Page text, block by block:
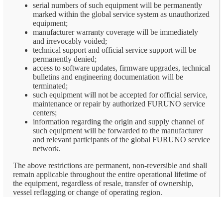
serial numbers of such equipment will be permanently
marked within the global service system as unauthorized
equipment;
manufacturer warranty coverage will be immediately
and irrevocably voided;
technical support and official service support will be
permanently denied;
access to software updates, firmware upgrades, technical
bulletins and engineering documentation will be
terminated;
such equipment will not be accepted for official service,
maintenance or repair by authorized FURUNO service
centers;
information regarding the origin and supply channel of
such equipment will be forwarded to the manufacturer
and relevant participants of the global FURUNO service
network.
The above restrictions are permanent, non-reversible and shall
remain applicable throughout the entire operational lifetime of
the equipment, regardless of resale, transfer of ownership,
vessel reflagging or change of operating region.